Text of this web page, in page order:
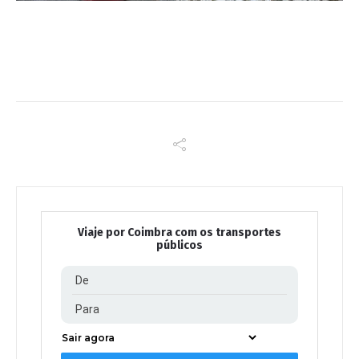
Viaje por Coimbra com os transportes
públicos